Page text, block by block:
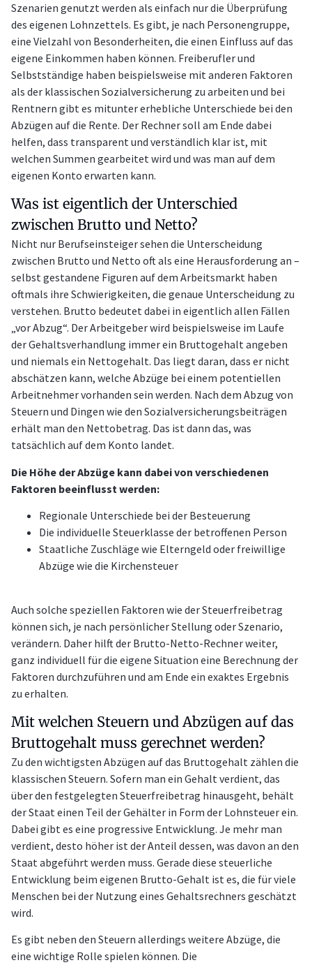
Szenarien genutzt werden als einfach nur die Überprüfung
des eigenen Lohnzettels. Es gibt, je nach Personengruppe,
eine Vielzahl von Besonderheiten, die einen Einfluss auf das
eigene Einkommen haben können. Freiberufler und
Selbstständige haben beispielsweise mit anderen Faktoren
als der klassischen Sozialversicherung zu arbeiten und bei
Rentnern gibt es mitunter erhebliche Unterschiede bei den
Abzügen auf die Rente. Der Rechner soll am Ende dabei
helfen, dass transparent und verständlich klar ist, mit
welchen Summen gearbeitet wird und was man auf dem
eigenen Konto erwarten kann.
Was ist eigentlich der Unterschied
zwischen Brutto und Netto?
Nicht nur Berufseinsteiger sehen die Unterscheidung
zwischen Brutto und Netto oft als eine Herausforderung an –
selbst gestandene Figuren auf dem Arbeitsmarkt haben
oftmals ihre Schwierigkeiten, die genaue Unterscheidung zu
verstehen. Brutto bedeutet dabei in eigentlich allen Fällen
„vor Abzug“. Der Arbeitgeber wird beispielsweise im Laufe
der Gehaltsverhandlung immer ein Bruttogehalt angeben
und niemals ein Nettogehalt. Das liegt daran, dass er nicht
abschätzen kann, welche Abzüge bei einem potentiellen
Arbeitnehmer vorhanden sein werden. Nach dem Abzug von
Steuern und Dingen wie den Sozialversicherungsbeiträgen
erhält man den Nettobetrag. Das ist dann das, was
tatsächlich auf dem Konto landet.
Die Höhe der Abzüge kann dabei von verschiedenen
Faktoren beeinflusst werden:
Regionale Unterschiede bei der Besteuerung
Die individuelle Steuerklasse der betroffenen Person
Staatliche Zuschläge wie Elterngeld oder freiwillige
Abzüge wie die Kirchensteuer
Auch solche speziellen Faktoren wie der Steuerfreibetrag
können sich, je nach persönlicher Stellung oder Szenario,
verändern. Daher hilft der Brutto-Netto-Rechner weiter,
ganz individuell für die eigene Situation eine Berechnung der
Faktoren durchzuführen und am Ende ein exaktes Ergebnis
zu erhalten.
Mit welchen Steuern und Abzügen auf das
Bruttogehalt muss gerechnet werden?
Zu den wichtigsten Abzügen auf das Bruttogehalt zählen die
klassischen Steuern. Sofern man ein Gehalt verdient, das
über den festgelegten Steuerfreibetrag hinausgeht, behält
der Staat einen Teil der Gehälter in Form der Lohnsteuer ein.
Dabei gibt es eine progressive Entwicklung. Je mehr man
verdient, desto höher ist der Anteil dessen, was davon an den
Staat abgeführt werden muss. Gerade diese steuerliche
Entwicklung beim eigenen Brutto-Gehalt ist es, die für viele
Menschen bei der Nutzung eines Gehaltsrechners geschätzt
wird.
Es gibt neben den Steuern allerdings weitere Abzüge, die
eine wichtige Rolle spielen können. Die